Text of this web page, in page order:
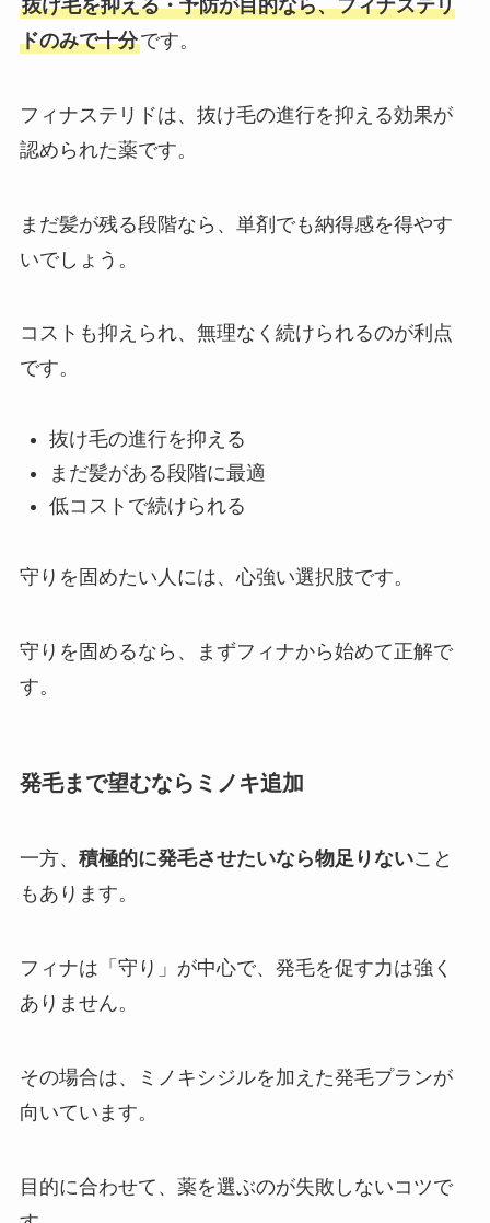
抜け毛を抑える・予防が目的なら、フィナステリ
ドのみで十分です。
フィナステリドは、抜け毛の進行を抑える効果が
認められた薬です。
まだ髪が残る段階なら、単剤でも納得感を得やす
いでしょう。
コストも抑えられ、無理なく続けられるのが利点
です。
抜け毛の進行を抑える
まだ髪がある段階に最適
低コストで続けられる
守りを固めたい人には、心強い選択肢です。
守りを固めるなら、まずフィナから始めて正解で
す。
発毛まで望むならミノキ追加
一方、 積極的に発毛させたいなら物足りないこと
もあります。
フィナは「守り」が中心で、発毛を促す力は強く
ありません。
その場合は、ミノキシジルを加えた発毛プランが
向いています。
目的に合わせて、薬を選ぶのが失敗しないコツで